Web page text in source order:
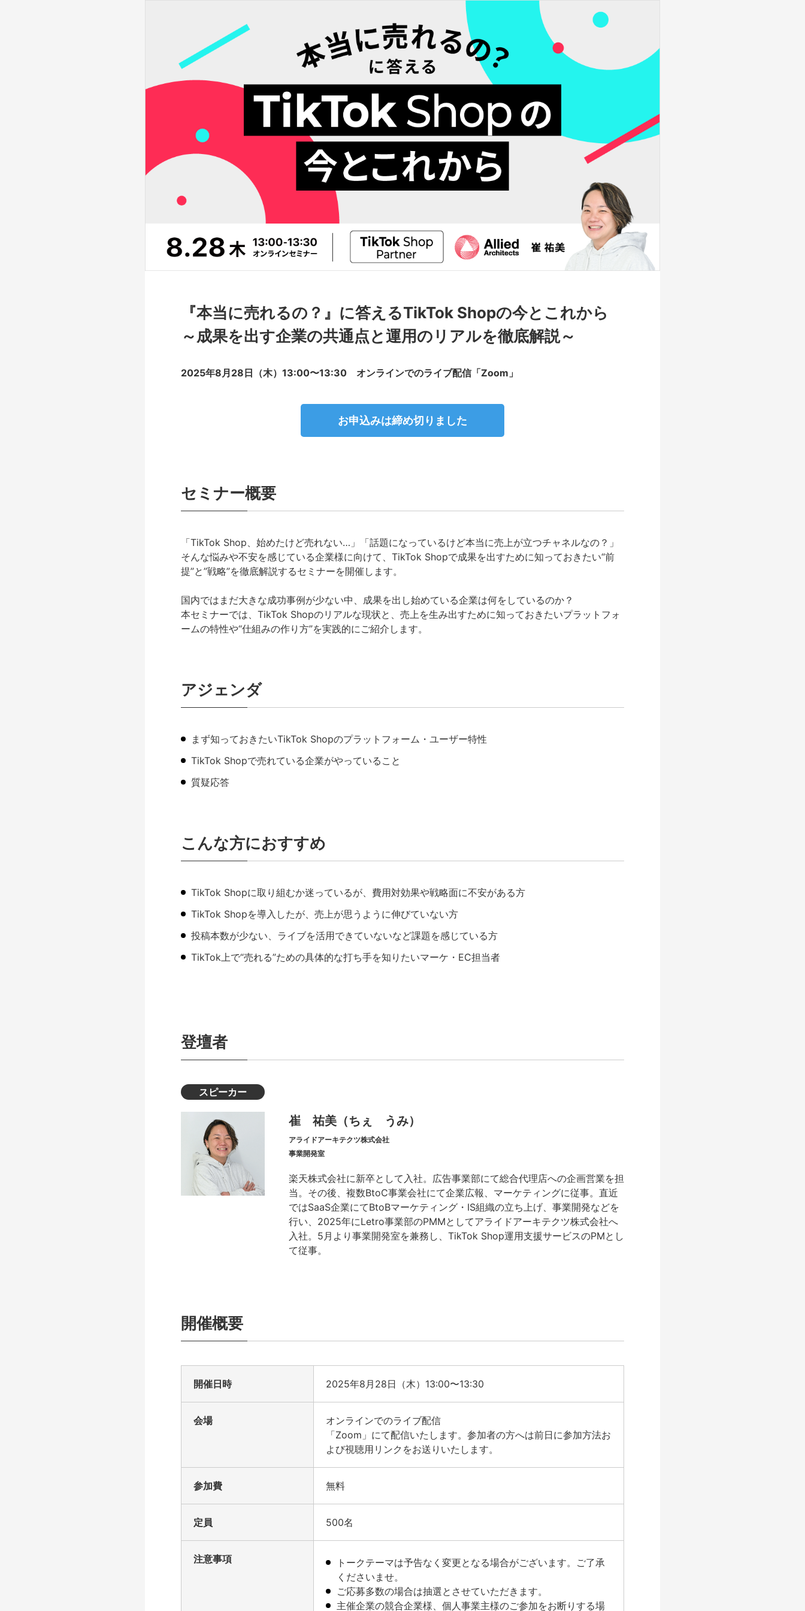
『本当に売れるの？』に答えるTikTok Shopの今とこれから
～成果を出す企業の共通点と運用のリアルを徹底解説～
2025年8月28日（木）13:00〜13:30 オンラインでのライブ配信「Zoom」
お申込みは締め切りました
セミナー概要
「TikTok Shop、始めたけど売れない…」「話題になっているけど本当に売上が立つチャネルなの？」
そんな悩みや不安を感じている企業様に向けて、TikTok Shopで成果を出すために知っておきたい“前
提”と”戦略”を徹底解説するセミナーを開催します。
国内ではまだ大きな成功事例が少ない中、成果を出し始めている企業は何をしているのか？
本セミナーでは、TikTok Shopのリアルな現状と、売上を生み出すために知っておきたいプラットフォ
ームの特性や“仕組みの作り方”を実践的にご紹介します。
アジェンダ
まず知っておきたいTikTok Shopのプラットフォーム・ユーザー特性
TikTok Shopで売れている企業がやっていること
質疑応答
こんな方におすすめ
TikTok Shopに取り組むか迷っているが、費用対効果や戦略面に不安がある方
TikTok Shopを導入したが、売上が思うように伸びていない方
投稿本数が少ない、ライブを活用できていないなど課題を感じている方
TikTok上で“売れる”ための具体的な打ち手を知りたいマーケ・EC担当者
登壇者
スピーカー
崔 祐美（ちぇ うみ）
アライドアーキテクツ株式会社
事業開発室
楽天株式会社に新卒として入社。広告事業部にて総合代理店への企画営業を担
当。その後、複数BtoC事業会社にて企業広報、マーケティングに従事。直近
ではSaaS企業にてBtoBマーケティング・IS組織の立ち上げ、事業開発などを
行い、2025年にLetro事業部のPMMとしてアライドアーキテクツ株式会社へ
入社。5月より事業開発室を兼務し、TikTok Shop運用支援サービスのPMとし
て従事。
開催概要
開催日時 2025年8月28日（木）13:00〜13:30
会場
オンラインでのライブ配信
「Zoom」にて配信いたします。参加者の方へは前日に参加方法お
よび視聴用リンクをお送りいたします。
参加費 無料
定員 500名
注意事項
トークテーマは予告なく変更となる場合がございます。ご了承
くださいませ。
ご応募多数の場合は抽選とさせていただきます。
主催企業の競合企業様、個人事業主様のご参加をお断りする場